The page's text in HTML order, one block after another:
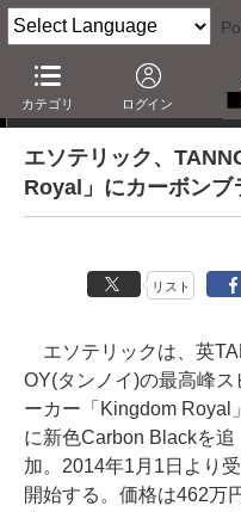
カテゴリ ログイン
ニュース
エソテリック、
Royal」にカーボンブ
リスト
エソテリックは、英
OY(タンノイ)の最高峰ス
ーカー「Kingdom Royal」
に新色Carbon Blackを追
加。2014年1月1日より
開始する。価格は462万